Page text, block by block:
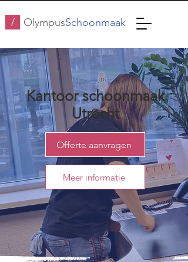
/ OlympusSchoonmaak
Kantoor schoonmaak
Utrecht
Offerte aanvragen
Meer informatie